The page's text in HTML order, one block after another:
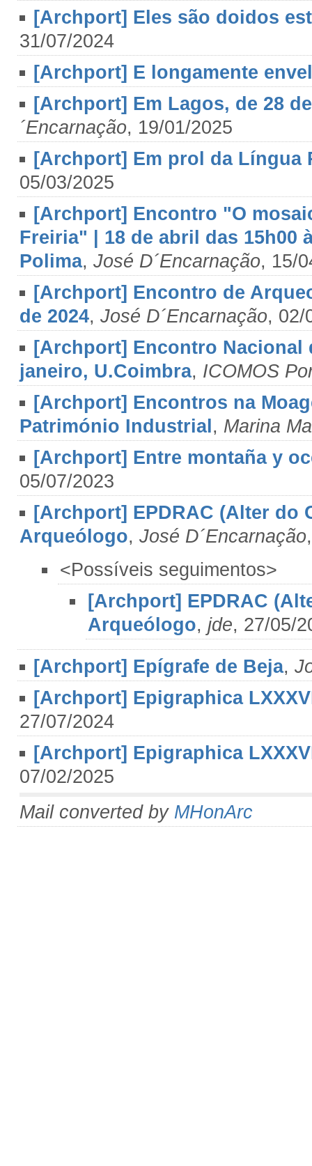
[Archport] Eles são doidos
31/07/2024
[Archport] E longamente
[Archport] Em Lagos, de 28
´Encarnação, 19/01/2025
[Archport] Em prol da Língua
05/03/2025
[Archport] Encontro "O
Freiria" | 18 de abril das 15h00
Polima, José D´Encarnação, 15/
[Archport] Encontro de
de 2024, José D´Encarnação, 02/
[Archport] Encontro Nacional
janeiro, U.Coimbra, ICOMOS
[Archport] Encontros na
Património Industrial , Marina
[Archport] Entre montaña y
05/07/2023
[Archport] EPDRAC (Alter do
Arqueólogo, José D´Encarnação
<Possíveis seguimentos>
[Archport] EPDRAC
Arqueólogo, jde, 27/05/
[Archport] Epígrafe de Beja,
[Archport] Epigraphica
27/07/2024
[Archport] Epigraphica
07/02/2025
Mail converted by MHonArc